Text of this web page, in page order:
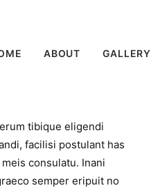
ABOUT GALLERY
viewport.
tibique eligendi
facilisi postulant has
consulatu. Inani
semper eripuit no